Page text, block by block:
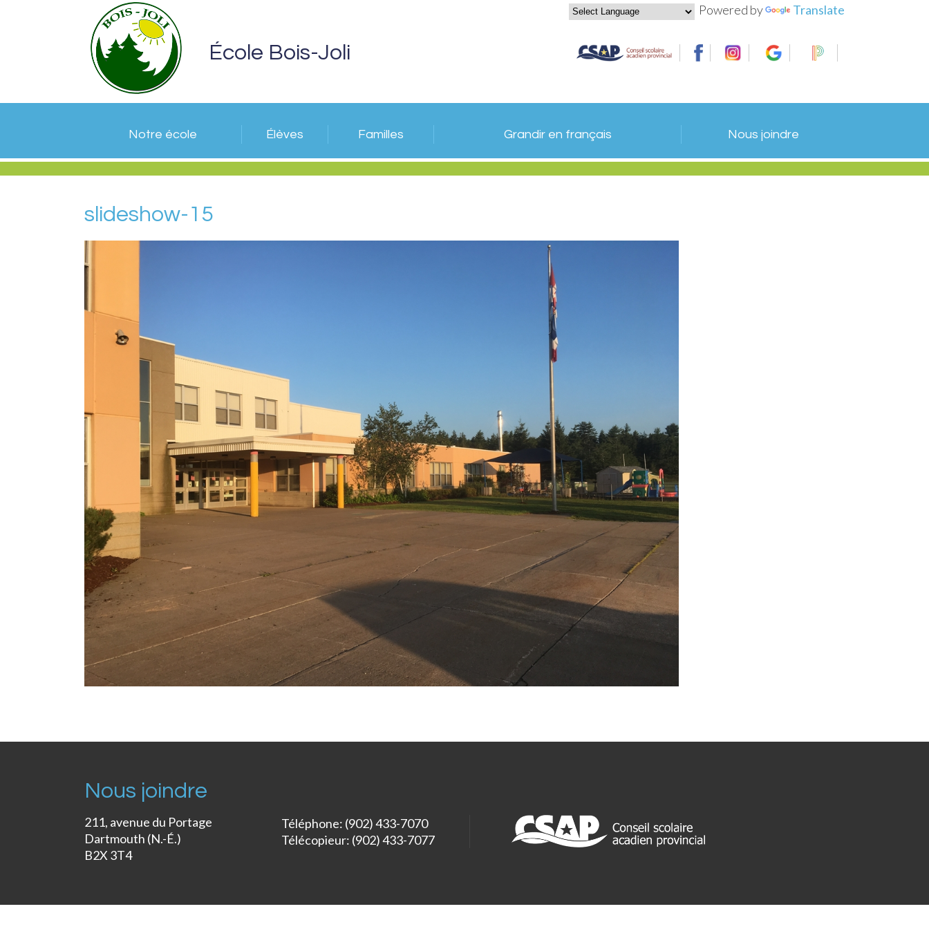
Powered by Translate
École Bois-Joli
Notre école Élèves Familles Grandir en français Nous joindre
slideshow-15
Nous joindre
211, avenue du Portage
Dartmouth (N.-É.)
B2X 3T4
Téléphone: (902) 433-7070
Télécopieur: (902) 433-7077